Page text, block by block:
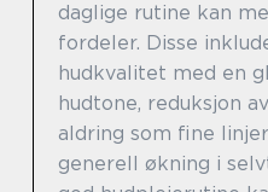
daglige rutine kan
fordeler. Disse
hudkvalitet med en
hudtone, reduksjon
aldring som fine
generell økning i